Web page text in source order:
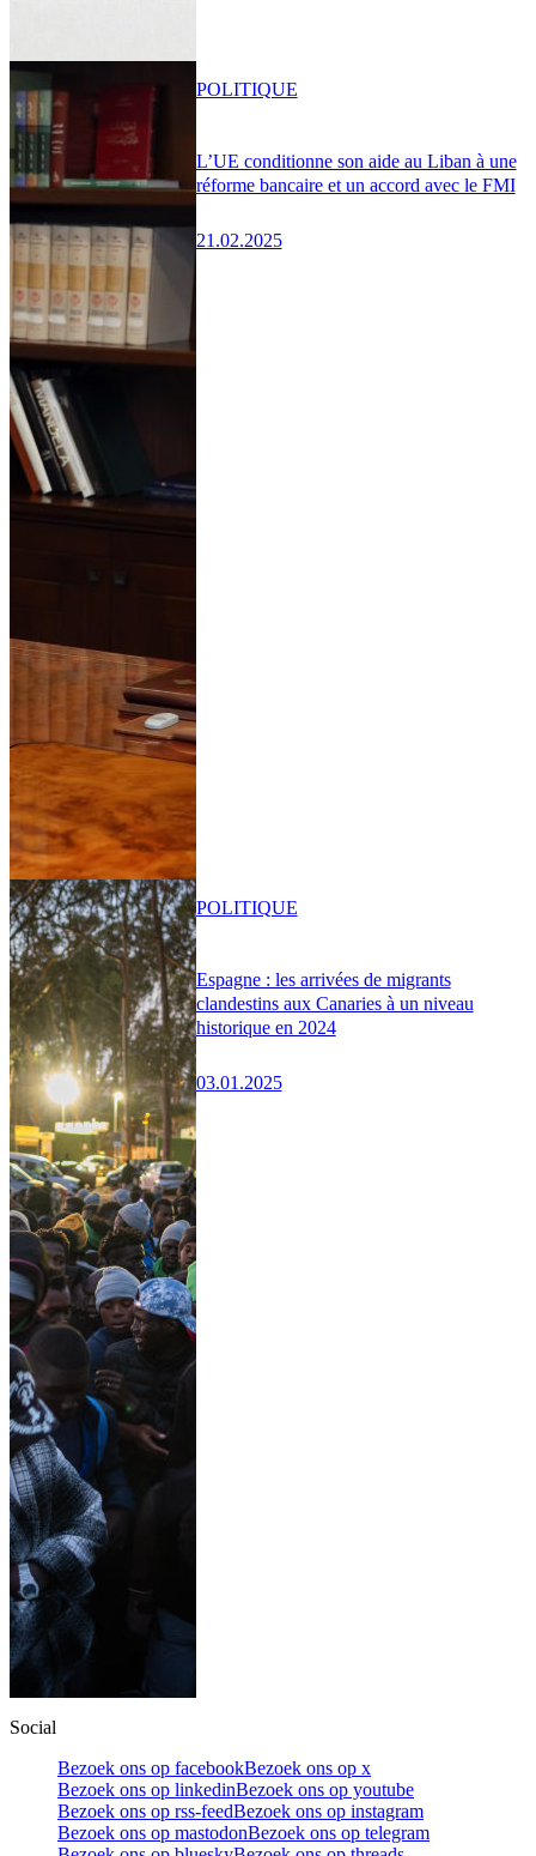
L’UE conditionne son aide au Liban à une
réforme bancaire et un accord avec le FMI
21.02.2025
POLITIQUE
Espagne : les arrivées de migrants
clandestins aux Canaries à un niveau
historique en 2024
03.01.2025
POLITIQUE
Social
Bezoek ons op facebookBezoek ons op x
Bezoek ons op linkedinBezoek ons op youtube
Bezoek ons op rss-feedBezoek ons op instagram
Bezoek ons op mastodonBezoek ons op telegram